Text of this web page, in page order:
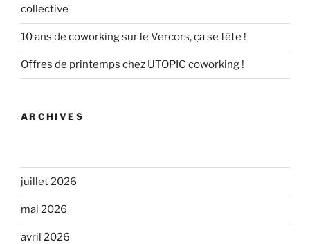
collective
10 ans de coworking sur le Vercors, ça se fête !
Offres de printemps chez UTOPIC coworking !
ARCHIVES
juillet 2026
mai 2026
avril 2026